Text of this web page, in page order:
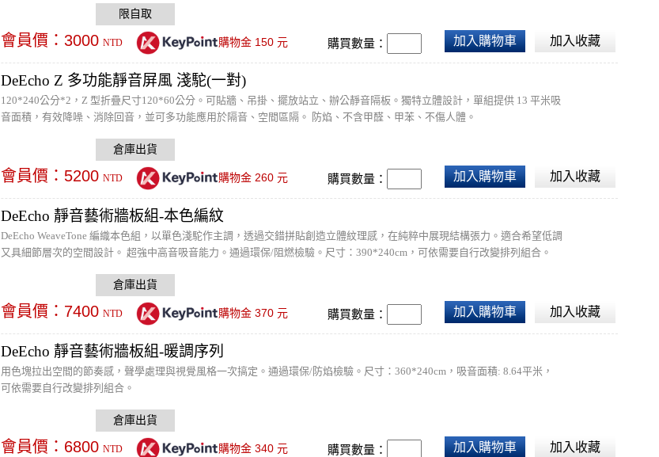
會員價： 3000 NTD 購物金 150元 購買數量： 加入購物車 加入收藏
DeEcho Z 多功能靜音屏風 淺駝(一對)
120*240公分*2，Z 型折疊尺寸120*60公分。可貼牆、吊掛、擺放站立、辦公靜音隔板。獨特立體設計，單組提供 13 平米吸
音面積，有效降噪、消除回音，並可多功能應用於隔音、空間區隔。 防焰、不含甲醛、甲苯、不傷人體。
會員價： 5200 NTD 購物金 260元 購買數量： 加入購物車 加入收藏
DeEcho 靜音藝術牆板組-本色編紋
DeEcho WeaveTone 編織本色組，以單色淺駝作主調，透過交錯拼貼創造立體紋理感，在純粹中展現結構張力。適合希望低調
又具細節層次的空間設計。 超強中高音吸音能力。通過環保/阻燃檢驗。尺寸：390*240cm，可依需要自行改變排列組合。
會員價： 7400 NTD 購物金 370元 購買數量： 加入購物車 加入收藏
DeEcho 靜音藝術牆板組-暖調序列
用色塊拉出空間的節奏感，聲學處理與視覺風格一次搞定。通過環保/防焰檢驗。尺寸：360*240cm，吸音面積: 8.64平米，
可依需要自行改變排列組合。
會員價： 6800 NTD 購物金 340元 購買數量： 加入購物車 加入收藏